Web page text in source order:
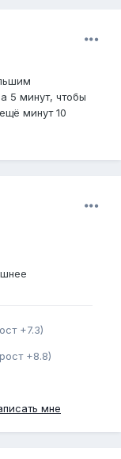
5 минут, чтобы
минут 10
+7.3)
+8.8)
мне